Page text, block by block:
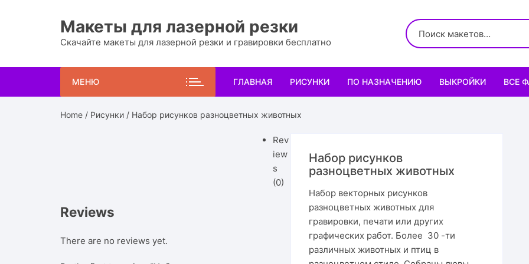
Макеты для лазерной резки
Скачайте макеты для лазерной резки и гравировки бесплатно
МЕНЮ ГЛАВНАЯ РИСУНКИ
Логотипы
Орнаменты
Леттеринги
Рисованные рамки
Мандала
ПО НАЗНАЧЕНИЮ
Для праздника
Для животных и птиц
Подставки
Украшение и интерьер
ВЫКРОЙКИ
Выкройки чехлов
Выкройки обуви
ВСЕ
Home / Рисунки / Набор рисунков разноцветных животных
Набор рисунков
разноцветных животных
Набор векторных рисунков
разноцветных животных для
гравировки, печати или других
графических работ. Более 30 -ти
различных животных и птиц в
Rev
iew
s
(0)
Reviews
There are no reviews yet.